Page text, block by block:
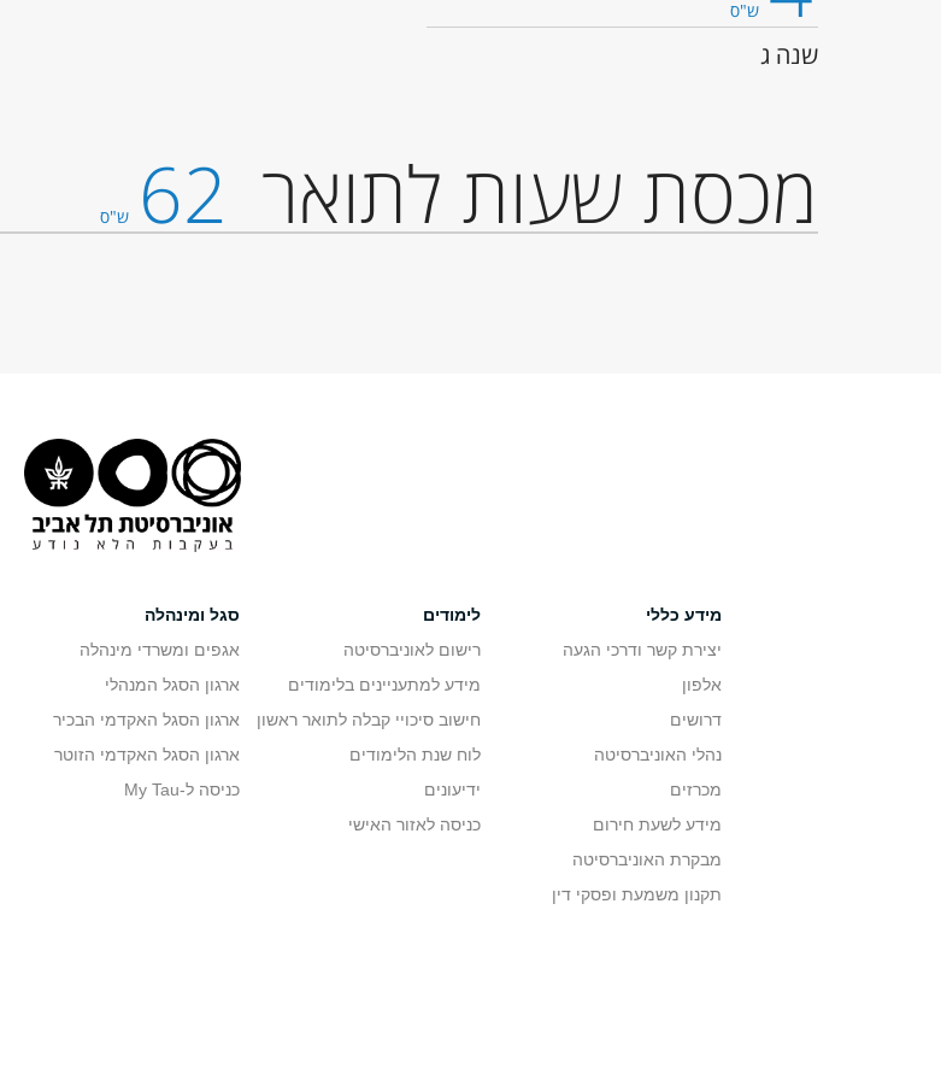
ש"ס
שנה ג
מכסת שעות לתואר 62 ש"ס
מידע כללי
יצירת קשר ודרכי הגעה
אלפון
דרושים
נהלי האוניברסיטה
מכרזים
מידע לשעת חירום
מבקרת האוניברסיטה
תקנון משמעת ופסקי דין
לימודים
רישום לאוניברסיטה
מידע למתעניינים בלימודים
חישוב סיכויי קבלה לתואר ראשון
לוח שנת הלימודים
ידיעונים
כניסה לאזור האישי
סגל ומינהלה
אגפים ומשרדי מינהלה
ארגון הסגל המנהלי
ארגון הסגל האקדמי הבכיר
ארגון הסגל האקדמי הזוטר
כניסה ל-My Tau